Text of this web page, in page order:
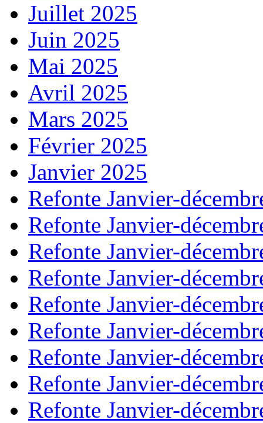
Juillet 2025
Juin 2025
Mai 2025
Avril 2025
Mars 2025
Février 2025
Janvier 2025
Refonte Janvier-
Refonte Janvier-
Refonte Janvier-
Refonte Janvier-
Refonte Janvier-
Refonte Janvier-
Refonte Janvier-
Refonte Janvier-
Refonte Janvier-